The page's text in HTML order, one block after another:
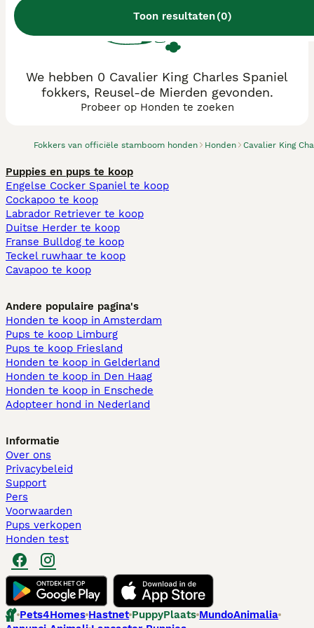
Toon resultaten(0)
Fokkers van officiële stamboom honden Honden Cavalier King
We hebben 0 Cavalier King Charles Spaniel
fokkers, Reusel-de Mierden gevonden.
Probeer op Honden te zoeken
Puppies en pups te koop
Engelse Cocker Spaniel te koop
Cockapoo te koop
Labrador Retriever te koop
Duitse Herder te koop
Franse Bulldog te koop
Teckel ruwhaar te koop
Cavapoo te koop
Andere populaire pagina's
Honden te koop in Amsterdam
Pups te koop Limburg​
Pups te koop Friesland​
Honden te koop in Gelderland
Honden te koop in Den Haag
Honden te koop in Enschede
Adopteer hond in Nederland
Informatie
Over ons
Privacybeleid
Support
Pers
Voorwaarden
Pups verkopen
Honden test
Pets4Homes Hastnet PuppyPlaats MundoAnimalia